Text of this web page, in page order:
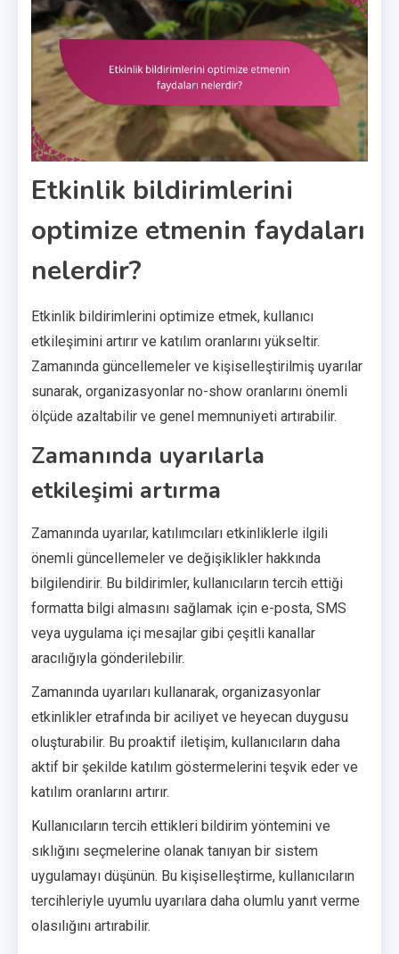
Etkinlik bildirimlerini
optimize etmenin faydaları
nelerdir?
Etkinlik bildirimlerini optimize etmek, kullanıcı
etkileşimini artırır ve katılım oranlarını yükseltir.
Zamanında güncellemeler ve kişiselleştirilmiş uyarılar
sunarak, organizasyonlar no-show oranlarını önemli
ölçüde azaltabilir ve genel memnuniyeti artırabilir.
Zamanında uyarılarla
etkileşimi artırma
Zamanında uyarılar, katılımcıları etkinliklerle ilgili
önemli güncellemeler ve değişiklikler hakkında
bilgilendirir. Bu bildirimler, kullanıcıların tercih ettiği
formatta bilgi almasını sağlamak için e-posta, SMS
veya uygulama içi mesajlar gibi çeşitli kanallar
aracılığıyla gönderilebilir.
Zamanında uyarıları kullanarak, organizasyonlar
etkinlikler etrafında bir aciliyet ve heyecan duygusu
oluşturabilir. Bu proaktif iletişim, kullanıcıların daha
aktif bir şekilde katılım göstermelerini teşvik eder ve
katılım oranlarını artırır.
Kullanıcıların tercih ettikleri bildirim yöntemini ve
sıklığını seçmelerine olanak tanıyan bir sistem
uygulamayı düşünün. Bu kişiselleştirme, kullanıcıların
tercihleriyle uyumlu uyarılara daha olumlu yanıt verme
olasılığını artırabilir.